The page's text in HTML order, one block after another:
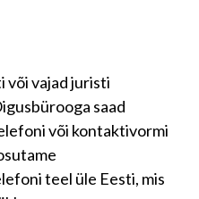
või vajad juristi
saad
või kontaktivormi
teel üle Eesti, mis